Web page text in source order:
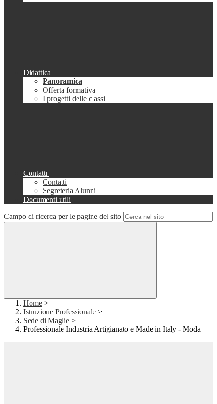
Didattica
Panoramica
Offerta formativa
I progetti delle classi
Contatti
Contatti
Segreteria Alunni
Documenti utili
Campo di ricerca per le pagine del sito
Home >
Istruzione Professionale >
Sede di Maglie >
Professionale Industria Artigianato e Made in Italy - Moda